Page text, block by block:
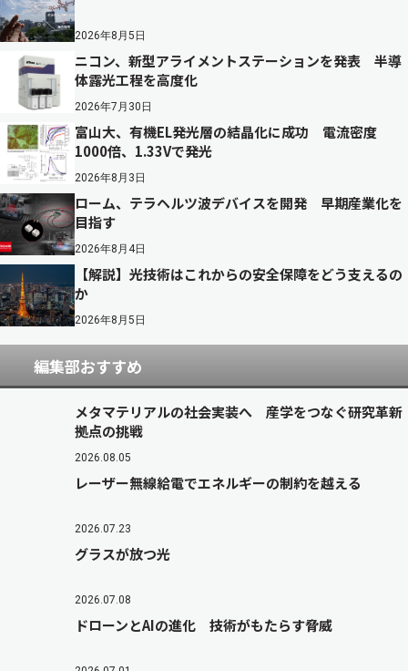
2026年8月5日
ニコン、新型アライメントステーションを発表 半導
体露光工程を高度化
2026年7月30日
富山大、有機EL発光層の結晶化に成功 電流密度
1000倍、1.33Vで発光
2026年8月3日
ローム、テラヘルツ波デバイスを開発 早期産業化を
目指す
2026年8月4日
【解説】光技術はこれからの安全保障をどう支えるの
か
2026年8月5日
編集部おすすめ
メタマテリアルの社会実装へ 産学をつなぐ研究革新
拠点の挑戦
2026.08.05
レーザー無線給電でエネルギーの制約を越える
2026.07.23
グラスが放つ光
2026.07.08
ドローンとAIの進化 技術がもたらす脅威